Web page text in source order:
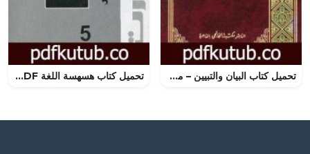
تحميل كتاب البيان والتبيين – مجلد 1 PDF تأليف عمرو بن بحر الجاحظ مجانا [كامل] تحميل كتاب هسهسة اللغة PDF تأليف رولان بارت مجانا [كامل]